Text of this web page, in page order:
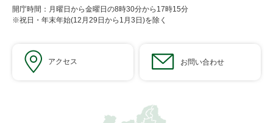
開庁時間：月曜日から金曜日の8時30分から17時15分
※祝日・年末年始(12月29日から1月3日)を除く
アクセス お問い合わせ